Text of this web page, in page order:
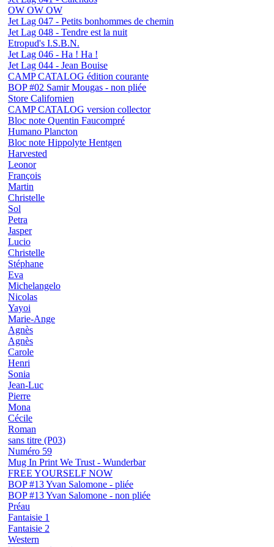
OW OW OW
Jet Lag 047 - Petits bonhommes de chemin
Jet Lag 048 - Tendre est la nuit
Etropud's I.S.B.N.
Jet Lag 046 - Ha ! Ha !
Jet Lag 044 - Jean Bouise
CAMP CATALOG édition courante
BOP #02 Samir Mougas - non pliée
Store Californien
CAMP CATALOG version collector
Bloc note Quentin Faucompré
Humano Plancton
Bloc note Hippolyte Hentgen
Harvested
Leonor
François
Martin
Christelle
Sol
Petra
Jasper
Lucio
Christelle
Stéphane
Eva
Michelangelo
Nicolas
Yayoi
Marie-Ange
Agnès
Agnès
Carole
Henri
Sonia
Jean-Luc
Pierre
Mona
Cécile
Roman
sans titre (P03)
Numéro 59
Mug In Print We Trust - Wunderbar
FREE YOURSELF NOW
BOP #13 Yvan Salomone - pliée
BOP #13 Yvan Salomone - non pliée
Préau
Fantaisie 1
Fantaisie 2
Western